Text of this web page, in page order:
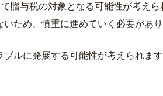
与税の対象となる可能性が考えら
ため、慎重に進めていく必要があり
ルに発展する可能性が考えられま